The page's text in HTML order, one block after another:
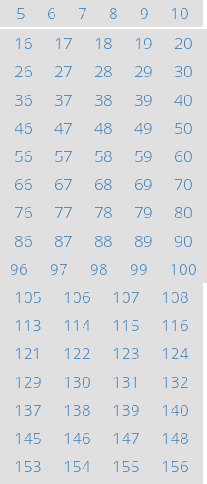
5 6 7 8 9
10
16 17 18 19
20
26 27 28 29
30
36 37 38 39
40
46 47 48 49
50
56 57 58 59
60
66 67 68 69
70
76 77 78 79
80
86 87 88 89
90
96 97 98 99
100
105 106 107
108
113 114 115
116
121 122 123
124
129 130 131
132
137 138 139
140
145 146 147
148
153 154 155
156